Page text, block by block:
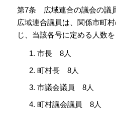
第7条 広域連合の議会の議
広域連合議員は、関係市町
じ、当該各号に定める人数を
市長 8人
町村長 8人
市議会議員 8人
町村議会議員 8人